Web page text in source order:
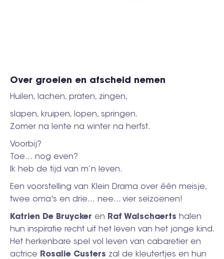
Over groeien en afscheid nemen
Huilen, lachen, praten, zingen,
slapen, kruipen, lopen, springen.
Zomer na lente na winter na herfst.
Voorbij?
Toe… nog even?
Ik heb de tijd van m’n leven.
Een voorstelling van Klein Drama over één meisje,
twee oma's en drie… nee... vier seizoenen!
Katrien De Bruycker en Raf Walschaerts halen
hun inspiratie recht uit het leven van het jonge kind.
Het herkenbare spel vol leven van cabaretier en
actrice Rosalie Custers zal de kleutertjes en hun